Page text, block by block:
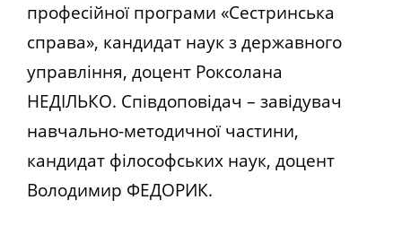
професійної програми «Сестринська
справа», кандидат наук з державного
управління, доцент Роксолана
НЕДІЛЬКО. Співдоповідач – завідувач
навчально-методичної частини,
кандидат філософських наук, доцент
Володимир ФЕДОРИК.